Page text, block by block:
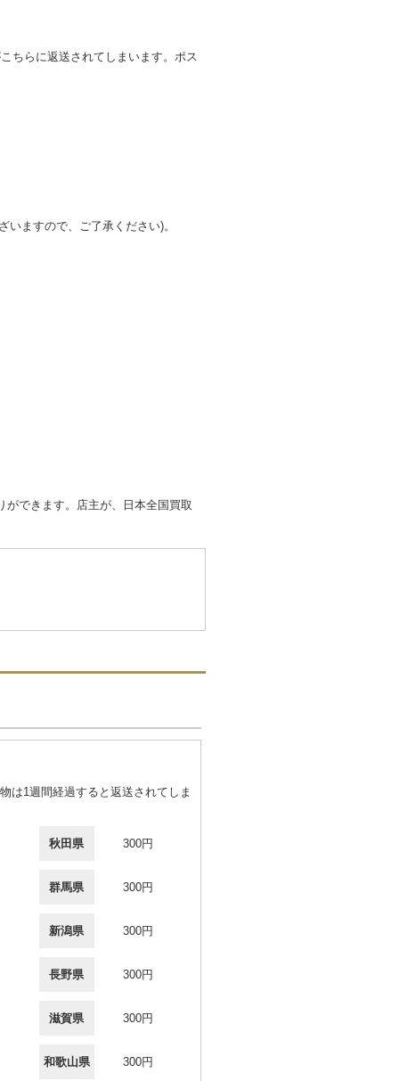
ちらに返送されてしまいます。ポス
ますので、ご了承ください)。
できます。店主が、日本全国買取
は1週間経過すると返送されてしま
秋田県 300円
群馬県 300円
新潟県 300円
長野県 300円
滋賀県 300円
和歌山県 300円